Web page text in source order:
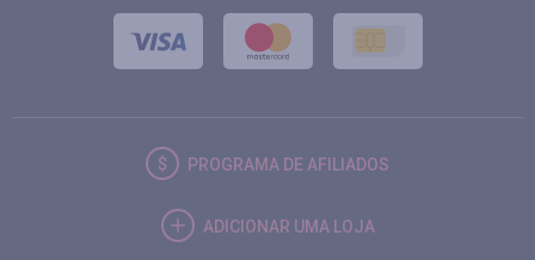
PROGRAMA DE AFILIADOS
ADICIONAR UMA LOJA